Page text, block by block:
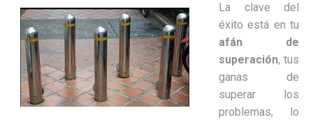
La clave del
éxito está en tu
afán de
superación, tus
ganas de
superar los
problemas, lo